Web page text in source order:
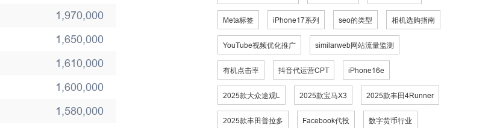
1,970,000
1,650,000
1,610,000
1,600,000
1,580,000
Meta标签 iPhone17系列 seo的类型 相机选购指南
YouTube视频优化推广 similarweb网站流量监测
有机点击率 抖音代运营CPT iPhone16e
2025款大众途观L 2025款宝马X3 2025款丰田4Runner
2025款丰田普拉多 Facebook代投 数字货币行业